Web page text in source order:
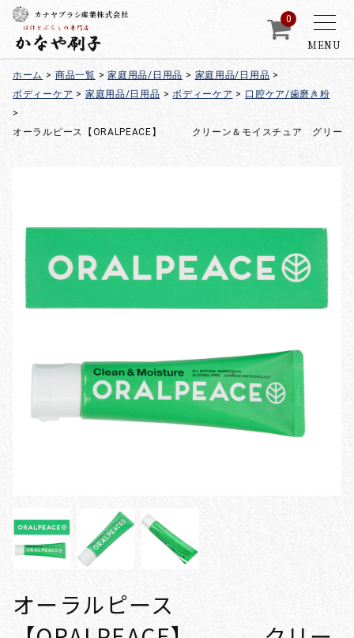
MENU
カナヤブラシ産業株式会社 0
ホーム > 商品一覧 > 家庭用品/日用品 > 家庭用品/日用品 >
ボディーケア > 家庭用品/日用品 > ボディーケア > 口腔ケア/歯磨き粉
>
オーラルピース【ORALPEACE】 クリーン＆モイスチュア グリーン
オーラルピース